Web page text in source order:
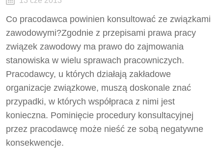
Co pracodawca powinien konsultować ze związkami
zawodowymi?Zgodnie z przepisami prawa pracy
związek zawodowy ma prawo do zajmowania
stanowiska w wielu sprawach pracowniczych.
Pracodawcy, u których działają zakładowe
organizacje związkowe, muszą doskonale znać
przypadki, w których współpraca z nimi jest
konieczna. Pominięcie procedury konsultacyjnej
przez pracodawcę może nieść ze sobą negatywne
konsekwencje.